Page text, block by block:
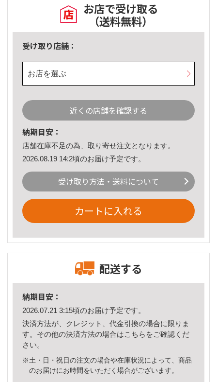
お店で受け取る
（送料無料）
受け取り店舗：
お店を選ぶ
近くの店舗を確認する
納期目安：
店舗在庫不足の為、取り寄せ注文となります。
2026.08.19 14:2頃のお届け予定です。
受け取り方法・送料について
カートに入れる
配送する
納期目安：
2026.07.21 3:15頃のお届け予定です。
決済方法が、クレジット、代金引換の場合に限りま
す。その他の決済方法の場合はこちら をご確認くだ
さい。
※土・日・祝日の注文の場合や在庫状況によって、商品
のお届けにお時間をいただく場合がございます。